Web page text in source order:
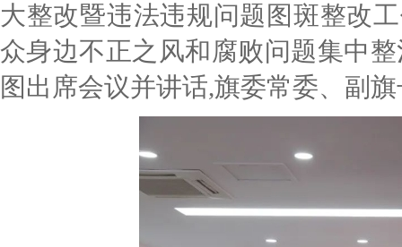
大整改暨违法违规问题图斑整改
众身边不正之风和腐败问题集中
图出席会议并讲话,旗委常委、副